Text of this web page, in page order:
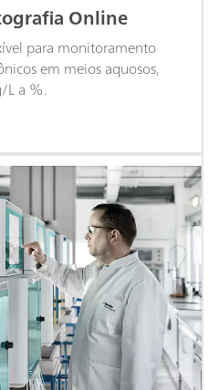
Online
para monitoramento
em meios aquosos,
L a %.